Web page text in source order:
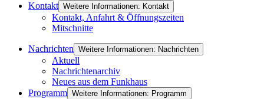
Kontakt Weitere Informationen: Kontakt
Kontakt, Anfahrt & Öffnungszeiten
Mitschnitte
Nachrichten Weitere Informationen: Nachrichten
Aktuell
Nachrichtenarchiv
Neues aus dem Funkhaus
Programm Weitere Informationen: Programm